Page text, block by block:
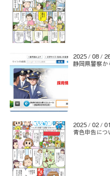
2025 / 08 /
静岡県警察か
2025 / 02 / 01
青色申告につ